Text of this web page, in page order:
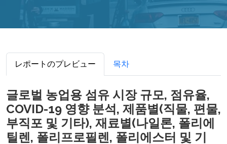
レポートのプレビュー 목차
글로벌 농업용 섬유 시장 규모, 점유율,
COVID-19 영향 분석, 제품별(직물, 편물,
부직포 및 기타), 재료별(나일론, 폴리에
틸렌, 폴리프로필렌, 폴리에스터 및 기